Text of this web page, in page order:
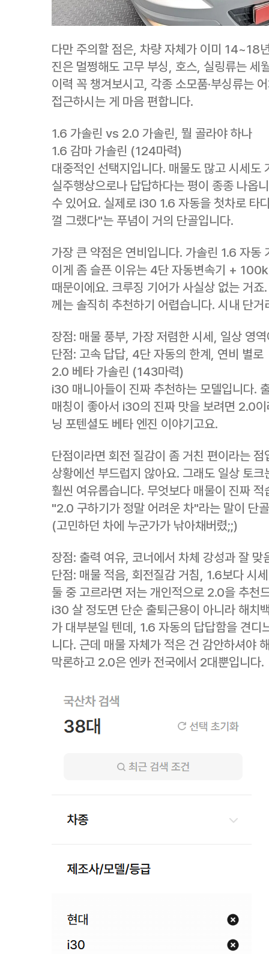
다만 주의할 점은, 차량 자체가 이미 14~18
진은 멀쩡해도 고무 부싱, 호스, 실링류는 세
이력 꼭 챙겨보시고, 각종 소모품·부싱류는
접근하시는 게 마음 편합니다.
1.6 가솔린 vs 2.0 가솔린, 뭘 골라야 하나
1.6 감마 가솔린 (124마력)
대중적인 선택지입니다. 매물도 많고 시세도
실주행상으로나 답답하다는 평이 종종 나옵
수 있어요. 실제로 i30 1.6 자동을 첫차로 타
껄 그랬다"는 푸념이 거의 단골입니다.
가장 큰 약점은 연비입니다. 가솔린 1.6 자
이게 좀 슬픈 이유는 4단 자동변속기 +
때문이에요. 크루징 기어가 사실상 없는 거
께는 솔직히 추천하기 어렵습니다. 시내 단거
장점: 매물 풍부, 가장 저렴한 시세, 일상 영
단점: 고속 답답, 4단 자동의 한계, 연비 별로
2.0 베타 가솔린 (143마력)
i30 매니아들이 진짜 추천하는 모델입니다.
매칭이 좋아서 i30의 진짜 맛을 보려면 2.0
닝 포텐셜도 베타 엔진 이야기고요.
단점이라면 회전 질감이 좀 거친 편이라는
상황에선 부드럽지 않아요. 그래도 일상 토
훨씬 여유롭습니다. 무엇보다 매물이 진짜
"2.0 구하기가 정말 어려운 차"라는 말이 단
(고민하던 차에 누군가가 낚아채버렸;;)
장점: 출력 여유, 코너에서 차체 강성과 잘 맞
단점: 매물 적음, 회전질감 거침, 1.6보다 시
둘 중 고르라면 저는 개인적으로 2.0을 추천
i30 살 정도면 단순 출퇴근용이 아니라 해치
가 대부분일 텐데, 1.6 자동의 답답함을 견
니다. 근데 매물 자체가 적은 건 감안하셔야
막론하고 2.0은 엔카 전국에서 2대뿐입니다.